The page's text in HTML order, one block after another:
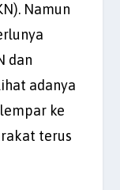
Namun
dan
adanya
ke
terus